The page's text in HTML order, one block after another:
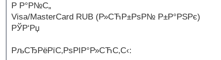
Р Р°Р№С„
Visa/MasterCard RUB (Р»СЋР±РѕР№ Р±Р°РЅРє)
РЎР‘Рџ
РљСЂРёРїС‚РѕРІР°Р»СЋС‚С‹: